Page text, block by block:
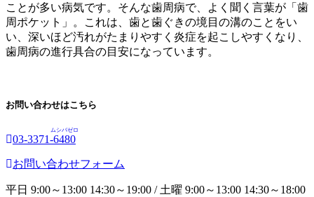
ことが多い病気です。そんな歯周病で、よく聞く言葉が「歯
周ポケット」。これは、歯と歯ぐきの境目の溝のことをい
い、深いほど汚れがたまりやすく炎症を起こしやすくなり、
歯周病の進行具合の目安になっています。
お問い合わせはこちら
03-3371-6480
ムシバゼロ
お問い合わせフォーム
平日 9:00～13:00 14:30～19:00 / 土曜 9:00～13:00 14:30～18:00